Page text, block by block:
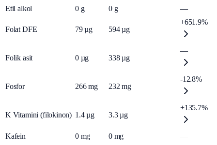
Etil alkol
0 g 0 g —
Folat DFE 79 µg 594 µg
+651.9%
Folik asit 0 µg 338 µg
—
Fosfor 266 mg 232 mg
-12.8%
K Vitamini (filokinon) 1.4 µg 3.3 µg
+135.7%
Kafein 0 mg 0 mg —